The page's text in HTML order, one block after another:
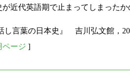
近代英語期で止まってしまった
言葉の日本史』 吉川弘文館，
ページ ]